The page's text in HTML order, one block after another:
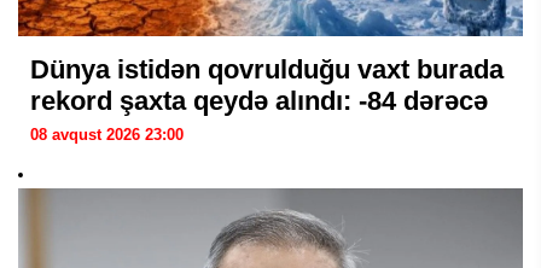
Dünya istidən qovrulduğu vaxt burada
rekord şaxta qeydə alındı: -84 dərəcə
08 avqust 2026 23:00